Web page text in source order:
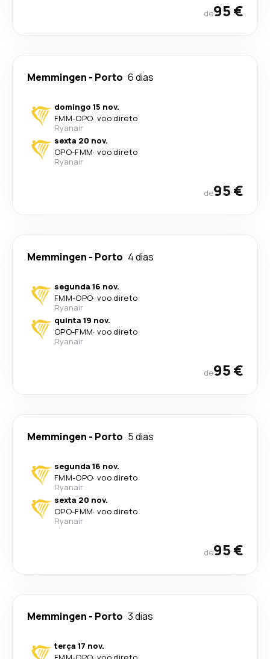
de95 €
Memmingen - Porto 6 dias
domingo 15 nov.
FMM-OPO· voo direto
Ryanair
sexta 20 nov.
OPO-FMM· voo direto
Ryanair
de95 €
Memmingen - Porto 4 dias
segunda 16 nov.
FMM-OPO· voo direto
Ryanair
quinta 19 nov.
OPO-FMM· voo direto
Ryanair
de95 €
Memmingen - Porto 5 dias
segunda 16 nov.
FMM-OPO· voo direto
Ryanair
sexta 20 nov.
OPO-FMM· voo direto
Ryanair
de95 €
Memmingen - Porto 3 dias
terça 17 nov.